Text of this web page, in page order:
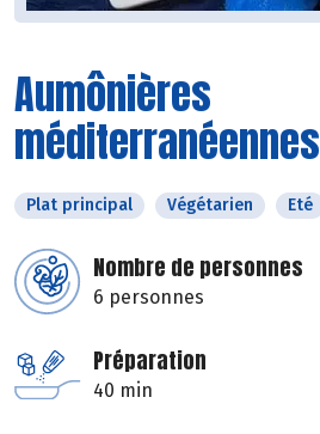
Aumônières
méditerranéennes
Plat principal Végétarien Eté
Nombre de personnes
6 personnes
Préparation
40 min